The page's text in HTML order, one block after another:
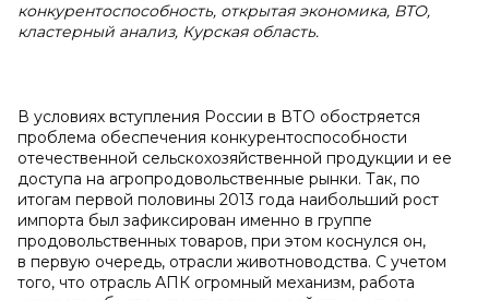
конкурентоспособность, открытая экономика, ВТО,
кластерный анализ, Курская область.
В условиях вступления России в ВТО обостряется
проблема обеспечения конкурентоспособности
отечественной сельскохозяйственной продукции и ее
доступа на агропродовольственные рынки. Так, по
итогам первой половины 2013 года наибольший рост
импорта был зафиксирован именно в группе
продовольственных товаров, при этом коснулся он,
в первую очередь, отрасли животноводства. С учетом
того, что отрасль АПК огромный механизм, работа